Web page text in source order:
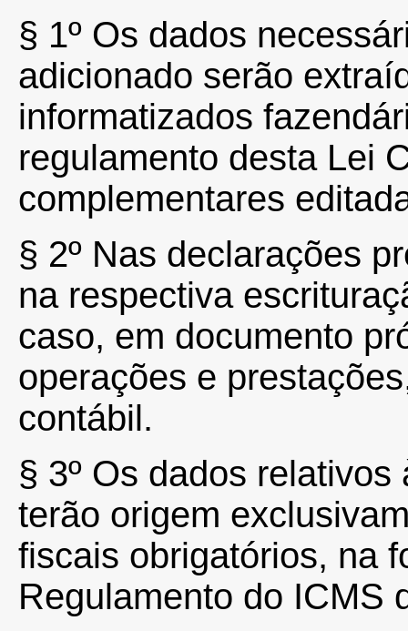
§ 1º Os dados
adicionado serão
informatizados
regulamento desta Lei
complementares
§ 2º Nas declarações
na respectiva
caso, em documento
operações e
contábil.
§ 3º Os dados relativos
terão origem
fiscais obrigatórios, na
Regulamento do ICMS